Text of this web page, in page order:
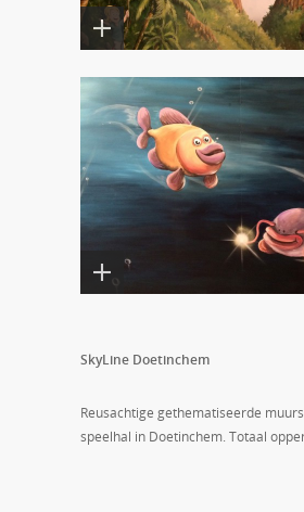
SkyLine Doetinchem
Reusachtige gethematiseerde
speelhal in Doetinchem. Totaal